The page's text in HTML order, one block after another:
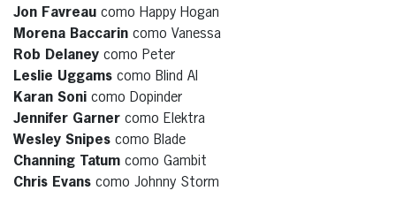
Jon Favreau como Happy Hogan
Morena Baccarin como Vanessa
Rob Delaney como Peter
Leslie Uggams como Blind Al
Karan Soni como Dopinder
Jennifer Garner como Elektra
Wesley Snipes como Blade
Channing Tatum como Gambit
Chris Evans como Johnny Storm